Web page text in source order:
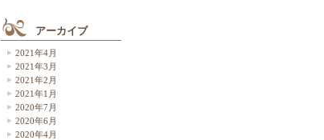
アーカイブ
2021年4月
2021年3月
2021年2月
2021年1月
2020年7月
2020年6月
2020年4月